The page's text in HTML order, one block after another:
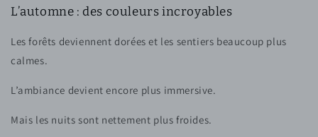
L’automne : des couleurs incroyables
Les forêts deviennent dorées et les sentiers beaucoup plus
calmes.
L’ambiance devient encore plus immersive.
Mais les nuits sont nettement plus froides.